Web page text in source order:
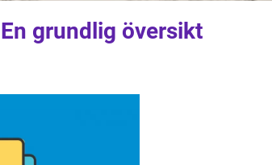
grundlig översikt